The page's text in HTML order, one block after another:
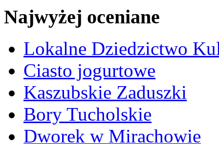
Najwyżej oceniane
Lokalne Dziedzictwo
Ciasto jogurtowe
Kaszubskie Zaduszki
Bory Tucholskie
Dworek w Mirachowie